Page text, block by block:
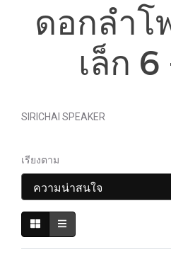
ดอกลำโ
เล็ก 6
SIRICHAI SPEAKER
เรียงตาม